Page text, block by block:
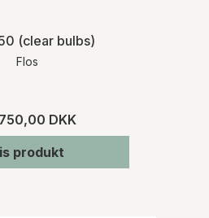
(clear bulbs)
Flos
DKK
produkt